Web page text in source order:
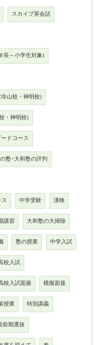
スカイプ英会話
長～小学生対象)
山校・神明校)
・神明校)
ドコース
塾･大和塾の評判
中学受験 漢検
講習 大和塾の大掃除
塾の授業 中学入試
校入試
校入試面接 模擬面接
授業 特別講義
前期選抜